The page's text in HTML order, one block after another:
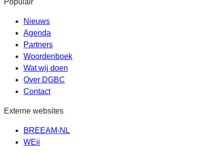
Populair
Nieuws
Agenda
Partners
Woordenboek
Wat wij doen
Over DGBC
Contact
Externe websites
BREEAM-NL
WEii